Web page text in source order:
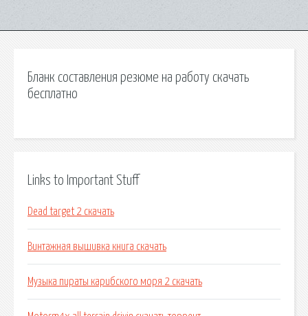
Бланк составления резюме на работу скачать
бесплатно
Links to Important Stuff
Dead target 2 скачать
Винтажная вышивка книга скачать
Музыка пираты карибского моря 2 скачать